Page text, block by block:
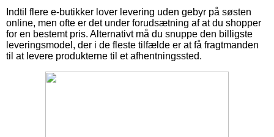
Indtil flere e-butikker lover levering uden gebyr på søsten
online, men ofte er det under forudsætning af at du shopper
for en bestemt pris. Alternativt må du snuppe den billigste
leveringsmodel, der i de fleste tilfælde er at få fragtmanden
til at levere produkterne til et afhentningssted.